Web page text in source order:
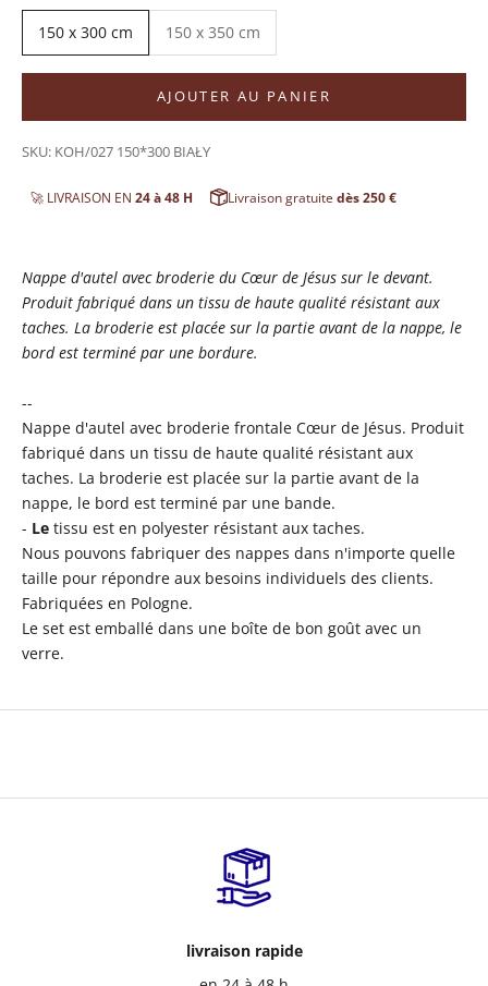
150 x 300 cm 150 x 350 cm
AJOUTER AU PANIER
SKU: KOH/027 150*300 BIAŁY
🚀 LIVRAISON EN 24 à 48 H Livraison gratuite dès 250 €
Nappe d'autel avec broderie du Cœur de Jésus sur le devant.
Produit fabriqué dans un tissu de haute qualité résistant aux
taches. La broderie est placée sur la partie avant de la nappe, le
bord est terminé par une bordure.
--
Nappe d'autel avec broderie frontale Cœur de Jésus. Produit
fabriqué dans un tissu de haute qualité résistant aux
taches. La broderie est placée sur la partie avant de la
nappe, le bord est terminé par une bande.
- Le tissu est en polyester résistant aux taches.
Nous pouvons fabriquer des nappes dans n'importe quelle
taille pour répondre aux besoins individuels des clients.
Fabriquées en Pologne.
Le set est emballé dans une boîte de bon goût avec un
verre.
livraison rapide